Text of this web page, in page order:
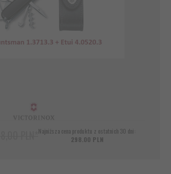
Najniższa cena produktu z ostatnich 30 dni:
298.00 PLN